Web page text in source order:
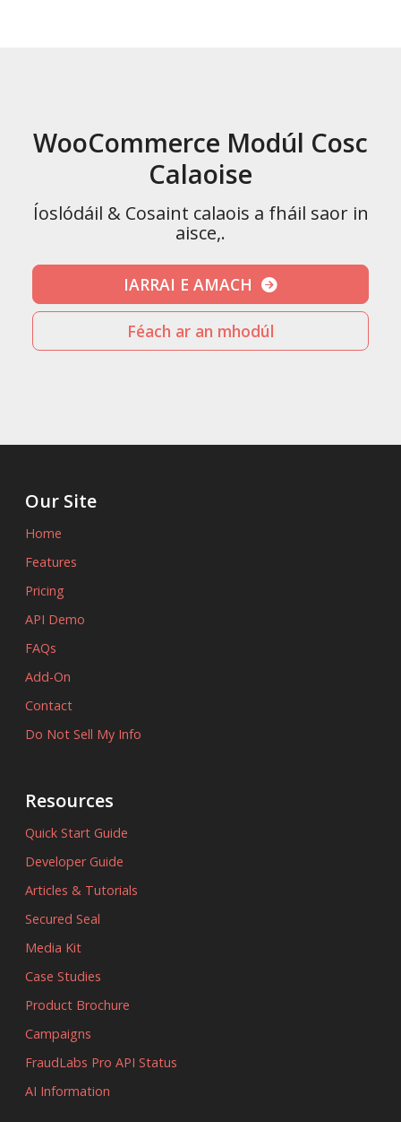
WooCommerce Modúl Cosc
Calaoise
Íoslódáil & Cosaint calaois a fháil saor in
aisce,.
IARRAI E AMACH
Féach ar an mhodúl
Our Site
Home
Features
Pricing
API Demo
FAQs
Add-On
Contact
Do Not Sell My Info
Resources
Quick Start Guide
Developer Guide
Articles & Tutorials
Secured Seal
Media Kit
Case Studies
Product Brochure
Campaigns
FraudLabs Pro API Status
AI Information